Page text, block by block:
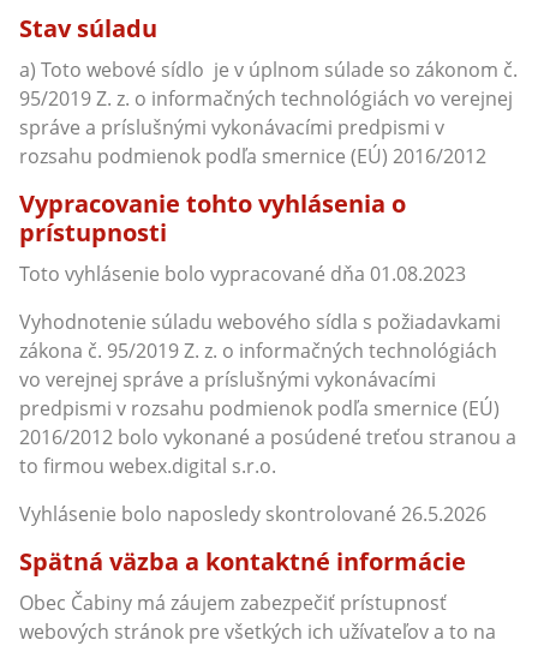
Stav súladu
a) Toto webové sídlo je v úplnom súlade so zákonom č.
95/2019 Z. z. o informačných technológiách vo verejnej
správe a príslušnými vykonávacími predpismi v
rozsahu podmienok podľa smernice (EÚ) 2016/2012
Vypracovanie tohto vyhlásenia o
prístupnosti
Toto vyhlásenie bolo vypracované dňa 01.08.2023
Vyhodnotenie súladu webového sídla s požiadavkami
zákona č. 95/2019 Z. z. o informačných technológiách
vo verejnej správe a príslušnými vykonávacími
predpismi v rozsahu podmienok podľa smernice (EÚ)
2016/2012 bolo vykonané a posúdené treťou stranou a
to firmou webex.digital s.r.o.
Vyhlásenie bolo naposledy skontrolované 26.5.2026
Spätná väzba a kontaktné informácie
Obec Čabiny má záujem zabezpečiť prístupnosť
webových stránok pre všetkých ich užívateľov a to na